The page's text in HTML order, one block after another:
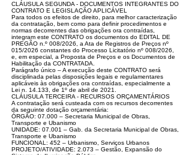
CLÁUSULA SEGUNDA - DOCUMENTOS INTEGRANTES DO
CONTRATO E LEGISLAÇÃO APLICÁVEL
Para todos os efeitos de direito, para melhor caracterização
da contratação, bem como para definir procedimentos e
normas decorrentes das obrigações ora contraídas,
integram este CONTRATO os documentos do EDITAL DE
PREGÃO n.º 008/2026, a Ata de Registros de Preços nº
015/2026 constantes do Processo Licitatório nº 008/2026,
e, em especial, a Proposta de Preços e os Documentos de
Habilitação da CONTRATADA.
Parágrafo único – A execução deste CONTRATO será
disciplinada pelas disposições legais e regulamentares
aplicáveis às obrigações ora contraídas, especialmente a
Lei n. 14.133, de 1º de abril de 2021.
CLÁUSULA TERCEIRA - RECURSOS ORÇAMENTÁRIOS
A contratação será custeada com os recursos decorrentes
da seguinte dotação orçamentária:
ÓRGÃO: 07.000 – Secretaria Municipal de Obras,
Transporte e Ubanismo
UNIDADE: 07.001 – Gab. da Secretaria Municipal de Obras,
Transporte e Ubanismo
FUNCIONAL: 452 – Urbanismo, Serviços Urbanos
PROJETO/ATIVIDADE: 2.073 – Gestão, Expansão do